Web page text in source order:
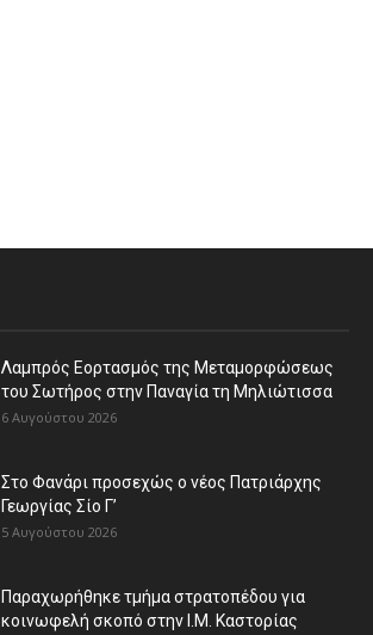
Λαμπρός Εορτασμός της Μεταμορφώσεως
του Σωτήρος στην Παναγία τη Μηλιώτισσα
6 Αυγούστου 2026
Στο Φανάρι προσεχώς ο νέος Πατριάρχης
Γεωργίας Σίο Γ’
5 Αυγούστου 2026
Παραχωρήθηκε τμήμα στρατοπέδου για
κοινωφελή σκοπό στην Ι.Μ. Καστορίας